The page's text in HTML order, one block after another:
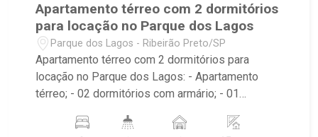
Apartamento térreo com 2 dormitórios
para locação no Parque dos Lagos
Parque dos Lagos - Ribeirão Preto/SP
Apartamento térreo com 2 dormitórios para
locação no Parque dos Lagos: - Apartamento
térreo; - 02 dormitórios com armário; - 01
coberta de garagem; - Cozinha planejada; -